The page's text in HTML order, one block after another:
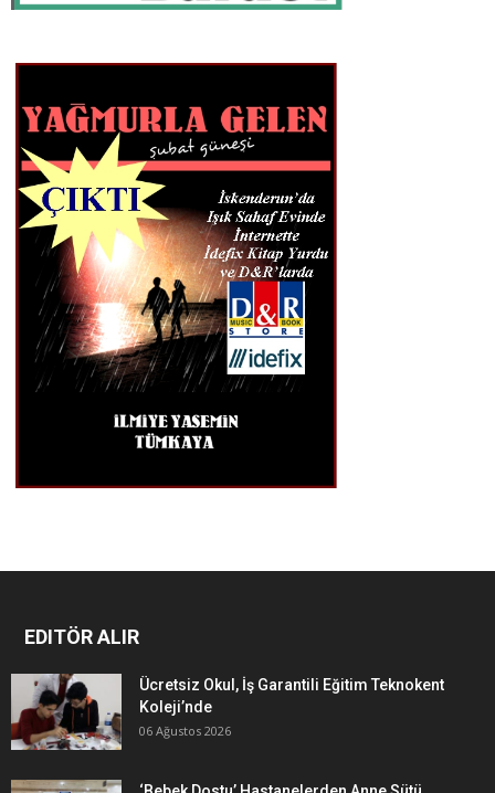
EDITÖR ALIR
Ücretsiz Okul, İş Garantili Eğitim Teknokent
Koleji’nde
06 Ağustos 2026